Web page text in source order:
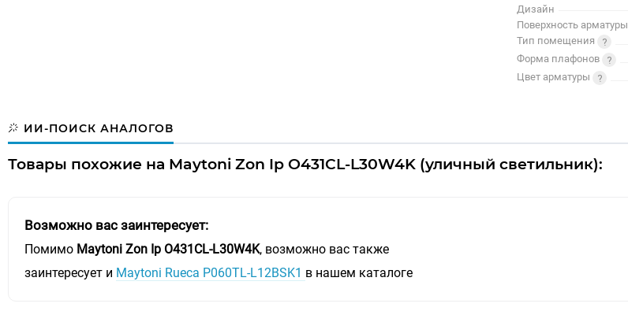
Дизайн
Поверхность арматуры
Тип помещения
Форма плафонов
Цвет арматуры
ИИ-ПОИСК АНАЛОГОВ
Товары похожие на Maytoni Zon Ip O431CL-L30W4K (уличный светильник):
Возможно вас заинтересует:
Помимо Maytoni Zon Ip O431CL-L30W4K, возможно вас также
заинтересует и Maytoni Rueca P060TL-L12BSK1 в нашем каталоге